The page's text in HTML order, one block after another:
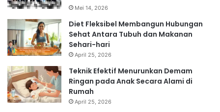
Mei 14, 2026
Diet Fleksibel Membangun Hubungan
Sehat Antara Tubuh dan Makanan
Sehari-hari
April 25, 2026
Teknik Efektif Menurunkan Demam
Ringan pada Anak Secara Alami di
Rumah
April 25, 2026